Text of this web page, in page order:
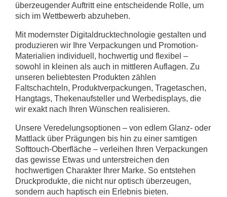
überzeugender Auftritt eine entscheidende Rolle, um
sich im Wettbewerb abzuheben.
Mit modernster Digitaldrucktechnologie gestalten und
produzieren wir Ihre Verpackungen und Promotion-
Materialien individuell, hochwertig und flexibel –
sowohl in kleinen als auch in mittleren Auflagen. Zu
unseren beliebtesten Produkten zählen
Faltschachteln, Produktverpackungen, Tragetaschen,
Hangtags, Thekenaufsteller und Werbedisplays, die
wir exakt nach Ihren Wünschen realisieren.
Unsere Veredelungsoptionen – von edlem Glanz- oder
Mattlack über Prägungen bis hin zu einer samtigen
Softtouch-Oberfläche – verleihen Ihren Verpackungen
das gewisse Etwas und unterstreichen den
hochwertigen Charakter Ihrer Marke. So entstehen
Druckprodukte, die nicht nur optisch überzeugen,
sondern auch haptisch ein Erlebnis bieten.